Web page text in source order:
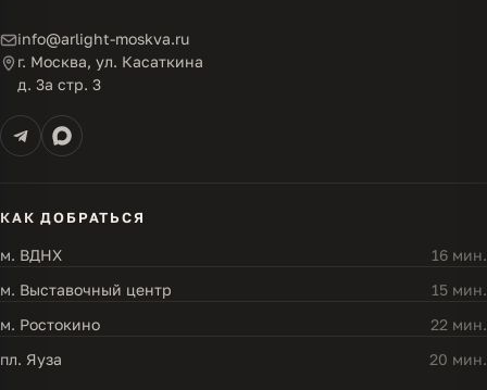
info@arlight-moskva.ru
г. Москва, ул. Касаткина
д. 3а стр. 3
КАК ДОБРАТЬСЯ
м. ВДНХ
16 мин.
м. Выставочный центр
15 мин.
м. Ростокино
22 мин.
пл. Яуза
20 мин.